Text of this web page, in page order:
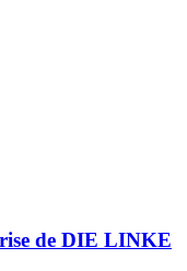
de DIE LINKE